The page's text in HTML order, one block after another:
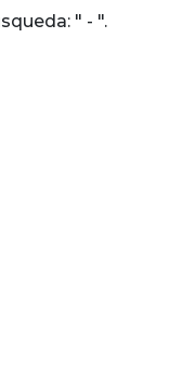
" - ".